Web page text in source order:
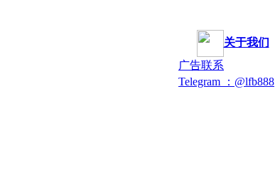
关于我们
广告联系
Telegram ：@lfb888